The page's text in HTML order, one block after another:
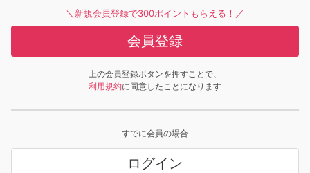
＼新規会員登録で300ポイントもらえる！／
会員登録
上の会員登録ボタンを押すことで、
利用規約に同意したことになります
すでに会員の場合
ログイン